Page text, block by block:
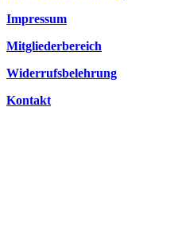
Impressum
Mitgliederbereich
Widerrufsbelehrung
Kontakt